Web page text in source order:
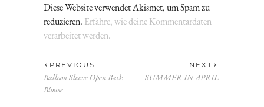
Diese Website verwendet Akismet, um Spam zu
reduzieren. Erfahre, wie deine Kommentardaten
verarbeitet werden.
PREVIOUS
Balloon Sleeve Open Back
Blouse
NEXT
SUMMER IN APRIL